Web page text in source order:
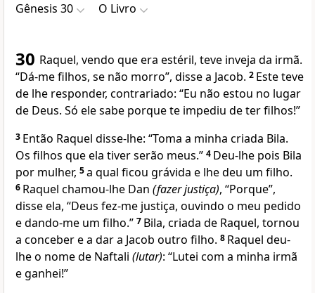
Gênesis 30 O Livro
30 Raquel, vendo que era estéril, teve inveja da irmã.
“Dá-me filhos, se não morro”, disse a Jacob. 2 Este teve
de lhe responder, contrariado: “Eu não estou no lugar
de Deus. Só ele sabe porque te impediu de ter filhos!”
3 Então Raquel disse-lhe: “Toma a minha criada Bila.
Os filhos que ela tiver serão meus.” 4 Deu-lhe pois Bila
por mulher, 5a qual ficou grávida e lhe deu um filho.
6 Raquel chamou-lhe Dan (fazer justiça), “Porque”,
disse ela, “Deus fez-me justiça, ouvindo o meu pedido
e dando-me um filho.” 7 Bila, criada de Raquel, tornou
a conceber e a dar a Jacob outro filho. 8 Raquel deu-
lhe o nome de Naftali (lutar): “Lutei com a minha irmã
e ganhei!”